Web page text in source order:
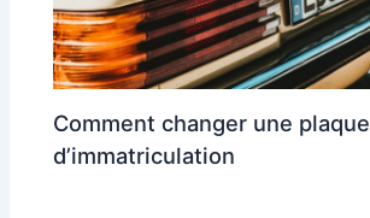
Comment changer une plaque
d’immatriculation